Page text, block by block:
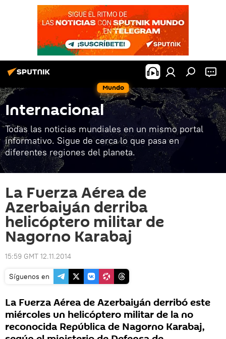
Mundo
Internacional
Todas las noticias mundiales en un mismo portal
informativo. Sigue de cerca lo que pasa en
diferentes regiones del planeta.
La Fuerza Aérea de
Azerbaiyán derriba
helicóptero militar de
Nagorno Karabaj
15:59 GMT 12.11.2014
Síguenos en
La Fuerza Aérea de Azerbaiyán derribó este
miércoles un helicóptero militar de la no
reconocida República de Nagorno Karabaj,